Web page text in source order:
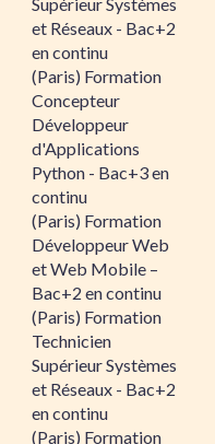
et Réseaux - Bac+2
en continu
(Paris) Formation
Concepteur
Développeur
d'Applications
Python - Bac+3 en
continu
(Paris) Formation
Développeur Web
et Web Mobile –
Bac+2 en continu
(Paris) Formation
Technicien
Supérieur Systèmes
et Réseaux - Bac+2
en continu
(Paris) Formation